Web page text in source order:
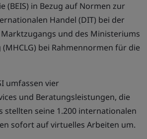
(BEIS) in Bezug auf Normen zur
Handel (DIT) bei der
und des Ministeriums
bei Rahmennormen für die
umfassen vier
und Beratungsleistungen, die
stellten seine 1.200 internationalen
sofort auf virtuelles Arbeiten um.